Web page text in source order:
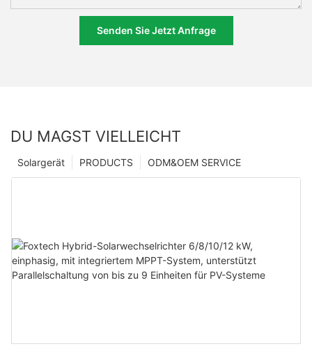
Senden Sie Jetzt Anfrage
DU MAGST VIELLEICHT
ODM&OEM SERVICE
PRODUCTS
Solargerät